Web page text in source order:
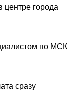
города
по МСК
сразу